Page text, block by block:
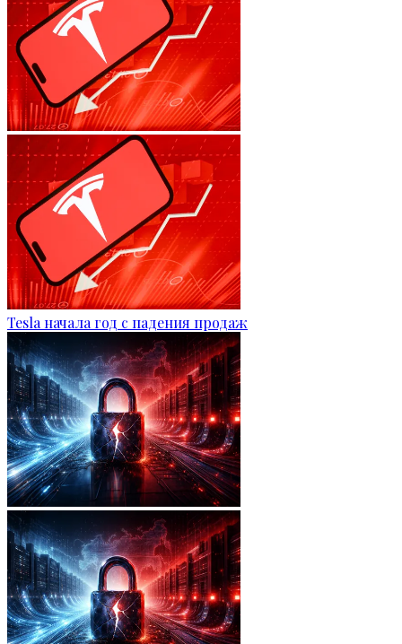
Tesla начала год с падения продаж